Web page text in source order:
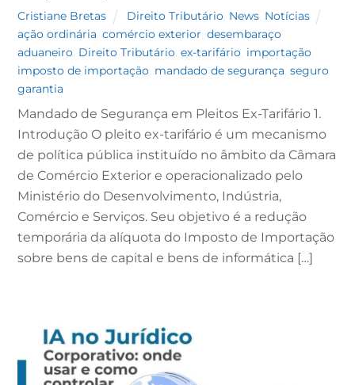
Cristiane Bretas Direito Tributário, News, Notícias
ação ordinária ,comércio exterior ,desembaraço
aduaneiro Direito Tributário ,ex-tarifário importação
imposto de importação mandado de segurança ,seguro
garantia
Mandado de Segurança em Pleitos Ex-Tarifário 1.
Introdução O pleito ex-tarifário é um mecanismo
de política pública instituído no âmbito da Câmara
de Comércio Exterior e operacionalizado pelo
Ministério do Desenvolvimento, Indústria,
Comércio e Serviços. Seu objetivo é a redução
temporária da alíquota do Imposto de Importação
sobre bens de capital e bens de informática […]